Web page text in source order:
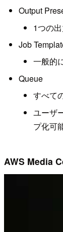
Output
1つの
Job
一般的
Queue
すべて
ユーザ
プ化可
AWS Media